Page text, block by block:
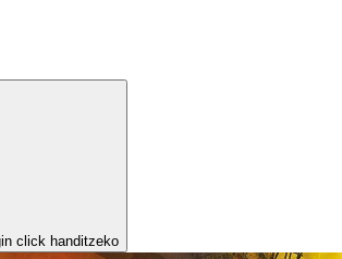
click handitzeko